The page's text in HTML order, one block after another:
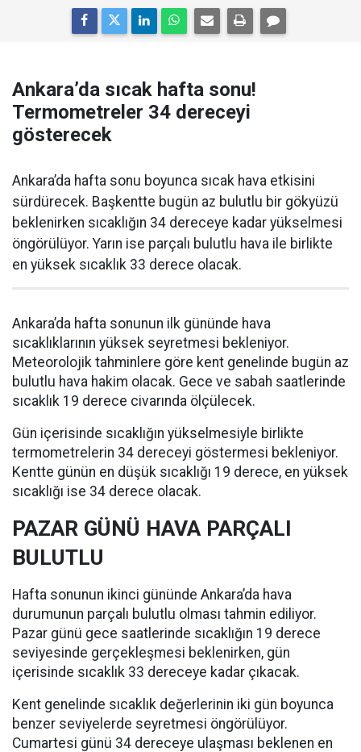
Ankara’da sıcak hafta sonu!
Termometreler 34 dereceyi
gösterecek
Ankara’da hafta sonu boyunca sıcak hava etkisini
sürdürecek. Başkentte bugün az bulutlu bir gökyüzü
beklenirken sıcaklığın 34 dereceye kadar yükselmesi
öngörülüyor. Yarın ise parçalı bulutlu hava ile birlikte
en yüksek sıcaklık 33 derece olacak.
Ankara’da hafta sonunun ilk gününde hava
sıcaklıklarının yüksek seyretmesi bekleniyor.
Meteorolojik tahminlere göre kent genelinde bugün az
bulutlu hava hakim olacak. Gece ve sabah saatlerinde
sıcaklık 19 derece civarında ölçülecek.
Gün içerisinde sıcaklığın yükselmesiyle birlikte
termometrelerin 34 dereceyi göstermesi bekleniyor.
Kentte günün en düşük sıcaklığı 19 derece, en yüksek
sıcaklığı ise 34 derece olacak.
PAZAR GÜNÜ HAVA PARÇALI
BULUTLU
Hafta sonunun ikinci gününde Ankara’da hava
durumunun parçalı bulutlu olması tahmin ediliyor.
Pazar günü gece saatlerinde sıcaklığın 19 derece
seviyesinde gerçekleşmesi beklenirken, gün
içerisinde sıcaklık 33 dereceye kadar çıkacak.
Kent genelinde sıcaklık değerlerinin iki gün boyunca
benzer seviyelerde seyretmesi öngörülüyor.
Cumartesi günü 34 dereceye ulaşması beklenen en